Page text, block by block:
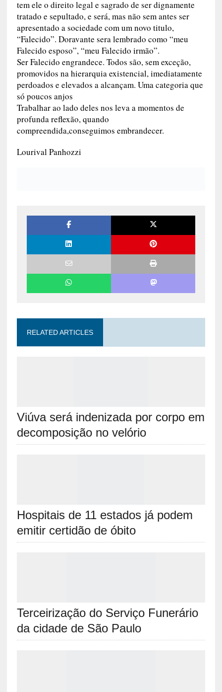
tem ele o direito legal e sagrado de ser dignamente
tratado e sepultado, e será, mas não sem antes ser
apresentado a sociedade com um novo titulo,
“Falecido”. Doravante sera lembrado como “meu
Falecido esposo”, “meu Falecido irmão”.
Ser Falecido engrandece. Todos são, sem exceção,
promovidos na hierarquia existencial, imediatamente
perdoados e elevados a alcançam. Uma categoria que
só poucos anjos
Trabalhar ao lado deles nos leva a momentos de
profunda reflexão, quando
compreendida,conseguimos embrandecer.
Lourival Panhozzi
RELATED ARTICLES
Viúva será indenizada por corpo em
decomposição no velório
Hospitais de 11 estados já podem
emitir certidão de óbito
Terceirização do Serviço Funerário
da cidade de São Paulo